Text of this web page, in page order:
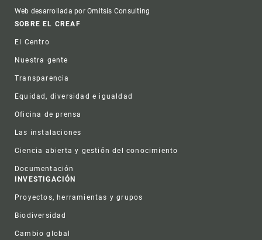
Web desarrollada por Omitsis Consulting
Footer
SOBRE EL CREAF
El Centro
Nuestra gente
Transparencia
Equidad, diversidad e igualdad
Oficina de prensa
Las instalaciones
Ciencia abierta y gestión del conocimiento
Documentación
INVESTIGACIÓN
Proyectos, herramientas y grupos
Biodiversidad
Cambio global